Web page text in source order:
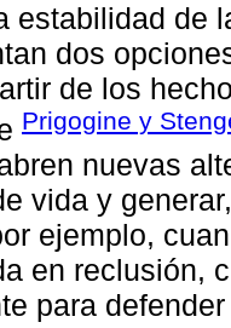
estabilidad de
dos
de los
Prigogine y
nuevas
vida y
ejemplo,
en reclusión,
para